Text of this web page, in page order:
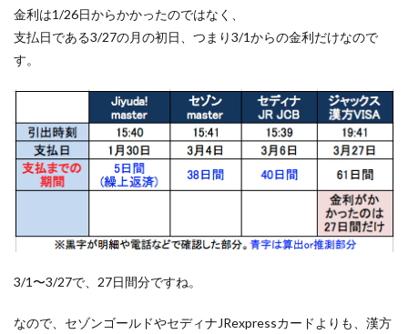
金利は1/26日からかかったのではなく、
支払日である3/27の月の初日、つまり3/1からの金利だけなので
す。
3/1〜3/27で、27日間分ですね。
なので、セゾンゴールドやセディナJRexpressカードよりも、漢方